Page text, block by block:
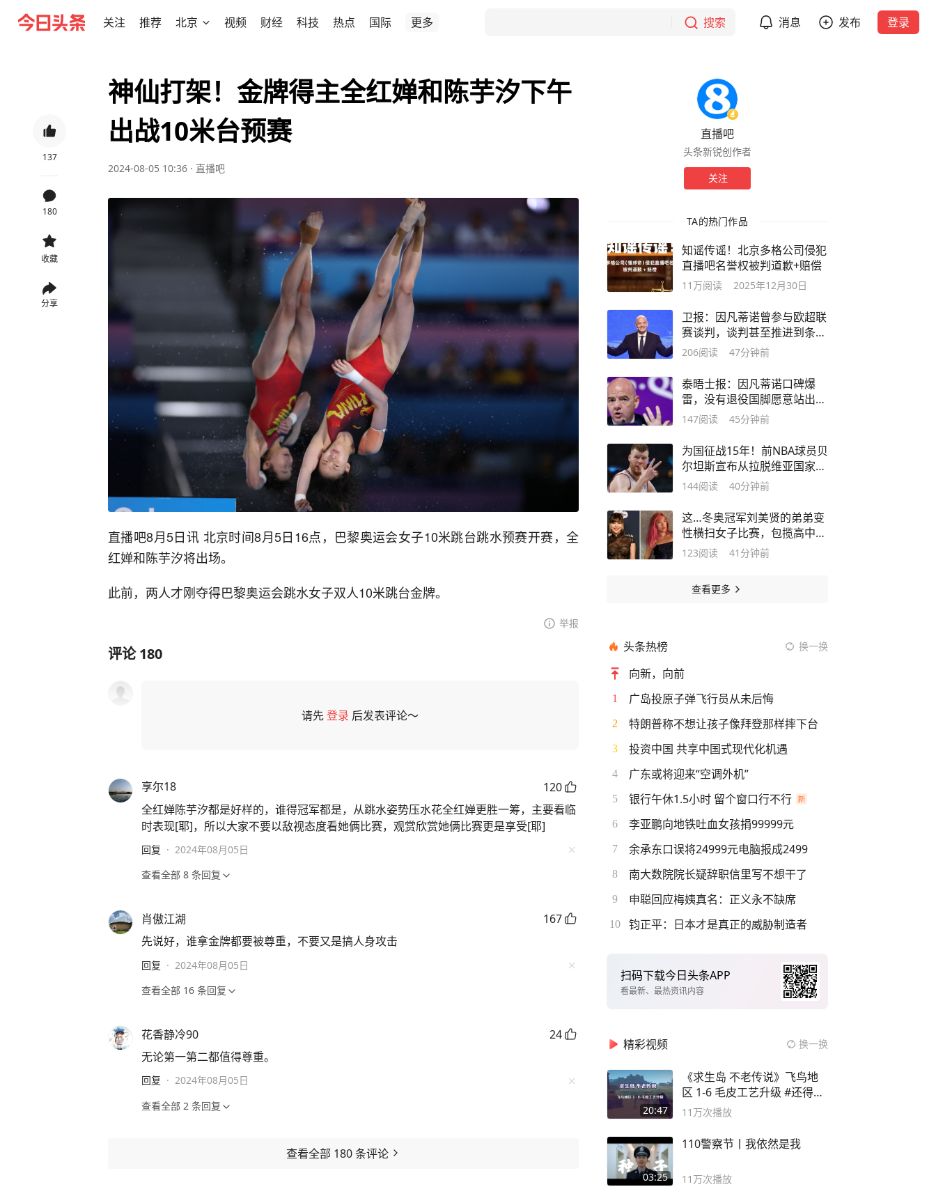
关注 推荐 北京 视频 财经 科技 热点 国际 更多 搜索 消息 发布 登录
137
180
收藏
分享
神仙打架！金牌得主全红婵和陈芋汐下午
出战10米台预赛
2024-08-05 10:36 · 直播吧
直播吧8月5日讯 北京时间8月5日16点，巴黎奥运会女子10米跳台跳水预赛开赛，全
红婵和陈芋汐将出场。
此前，两人才刚夺得巴黎奥运会跳水女子双人10米跳台金牌。
举报
评论180
请先登录 后发表评论～
享尔18
120
全红婵陈芋汐都是好样的，谁得冠军都是，从跳水姿势压水花全红婵更胜一筹，主要看临
时表现[耶]，所以大家不要以敌视态度看她俩比赛，观赏欣赏她俩比赛更是享受[耶]
回复 · 2024年08月05日
查看全部 8 条回复
肖傲江湖
167
先说好，谁拿金牌都要被尊重，不要又是搞人身攻击
回复 · 2024年08月05日
查看全部 16 条回复
花香静冷90
24
无论第一第二都值得尊重。
回复 · 2024年08月05日
查看全部 2 条回复
查看全部 180条评论
直播吧
头条新锐创作者
关注
TA的热门作品
知谣传谣！北京多格公司侵犯
直播吧名誉权被判道歉+赔偿
11万阅读 2025年12月30日
卫报：因凡蒂诺曾参与欧超联
赛谈判，谈判甚至推进到条款
清单阶段
206阅读 47分钟前
泰晤士报：因凡蒂诺口碑爆
雷，没有退役国脚愿意站出来
支持他
147阅读 45分钟前
为国征战15年！前NBA球员贝
尔坦斯宣布从拉脱维亚国家队
退役
144阅读 40分钟前
这…冬奥冠军刘美贤的弟弟变
性横扫女子比赛，包揽高中多
项冠军
123阅读 41分钟前
查看更多
头条热榜 换一换
向新，向前
1 广岛投原子弹飞行员从未后悔
2 特朗普称不想让孩子像拜登那样摔下台
3 投资中国 共享中国式现代化机遇
4 广东或将迎来“空调外机”
5 银行午休1.5小时 留个窗口行不行
6 李亚鹏向地铁吐血女孩捐99999元
7 余承东口误将24999元电脑报成2499
8 南大数院院长疑辞职信里写不想干了
9 申聪回应梅姨真名：正义永不缺席
10 钧正平：日本才是真正的威胁制造者
扫码下载今日头条APP
看最新、最热资讯内容
精彩视频 换一换
20:47
《求生岛 不老传说》飞鸟地
区 1-6 毛皮工艺升级 #还得是
主机大作
11万次播放
03:25
110警察节丨我依然是我
11万次播放